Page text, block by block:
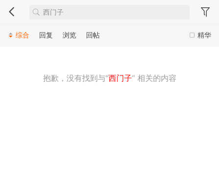
精华
综合 回复 浏览 回帖
抱歉，没有找到与“西门子” 相关的内容